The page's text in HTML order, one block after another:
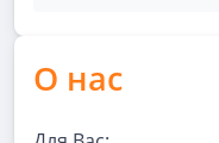
О нас